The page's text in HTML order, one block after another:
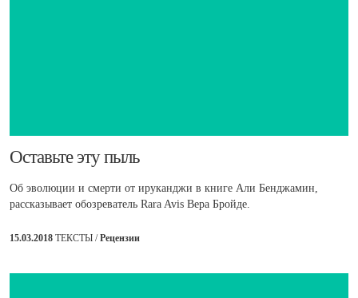
​Оставьте эту пыль
Об эволюции и смерти от ируканджи в книге Али Бенджамин,
рассказывает обозреватель Rara Avis Вера Бройде.
15.03.2018 ТЕКСТЫ /Рецензии